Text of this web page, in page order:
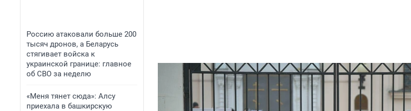
Россию атаковали больше 200
тысяч дронов, а Беларусь
стягивает войска к
украинской границе: главное
об СВО за неделю
«Меня тянет сюда»: Алсу
приехала в башкирскую